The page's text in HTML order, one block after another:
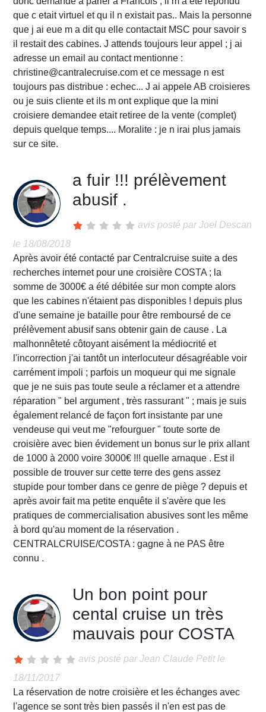
que c etait virtuel et qu il n existait pas.. Mais la personne
que j ai eue m a dit qu elle contactait MSC pour savoir s
il restait des cabines. J attends toujours leur appel ; j ai
adresse un email au contact mentionne :
christine@cantralecruise.com et ce message n est
toujours pas distribue : echec... J ai appele AB croisieres
ou je suis cliente et ils m ont explique que la mini
croisiere demandee etait retiree de la vente (complet)
depuis quelque temps.... Moralite : je n irai plus jamais
sur ce site.
a fuir !!! prélèvement
abusif .
avis posté parJoel Descan
le 18/08/2018
Après avoir été contacté par Centralcruise suite a des
recherches internet pour une croisière COSTA ; la
somme de 3000€ a été débitée sur mon compte alors
que les cabines n'étaient pas disponibles ! depuis plus
d'une semaine je bataille pour être remboursé de ce
prélèvement abusif sans obtenir gain de cause . La
malhonnêteté côtoyant aisément la médiocrité et
l'incorrection j'ai tantôt un interlocuteur désagréable voir
carrément impoli ; parfois un moqueur qui me signale
que je ne suis pas toute seule a réclamer et a attendre
réparation " bel argument , très rassurant " ; mais je suis
également relancé de façon fort insistante par une
vendeuse qui veut me "refourguer " toute sorte de
croisière avec bien évidement un bonus sur le prix allant
de 1000 à 2000 voire 3000€ !!! quelle arnaque . Est il
possible de trouver sur cette terre des gens assez
stupide pour tomber dans ce genre de piège ? depuis et
après avoir fait ma petite enquête il s'avère que les
pratiques de commercialisation abusives sont les même
à bord qu'au moment de la réservation .
CENTRALCRUISE/COSTA : gagne à ne PAS être
connu .
Un bon point pour
cental cruise un très
mauvais pour COSTA
avis posté parJean Claude Petitle
18/11/2017
La réservation de notre croisière et les échanges avec
l'agence se sont très bien passés il n'en est pas de